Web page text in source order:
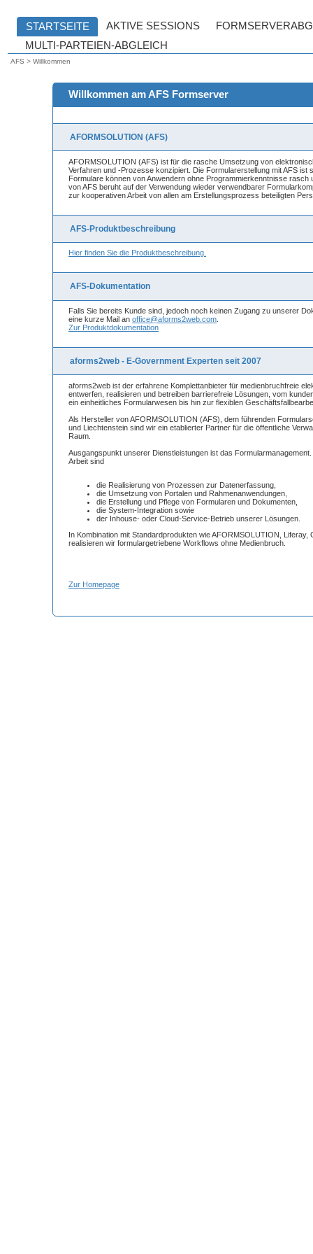
AFS > Willkommen
Willkommen am AFS Formserver
AFORMSOLUTION (AFS)
AFORMSOLUTION (AFS) ist für die rasche Umsetzung von
Verfahren und -Prozesse konzipiert. Die Formularerstellung mit AFS ist
Formulare können von Anwendern ohne Programmierkenntnisse rasch
von AFS beruht auf der Verwendung wieder verwendbarer
zur kooperativen Arbeit von allen am Erstellungsprozess beteiligten
AFS-Produktbeschreibung
Hier finden Sie die Produktbeschreibung.
AFS-Dokumentation
Falls Sie bereits Kunde sind, jedoch noch keinen Zugang zu unserer
eine kurze Mail an office@aforms2web.com
Zur Produktdokumentation
aforms2web - E-Government Experten seit 2007
aforms2web ist der erfahrene Komplettanbieter für medienbruchfreie
entwerfen, realisieren und betreiben barrierefreie Lösungen, vom
ein einheitliches Formularwesen bis hin zur flexiblen
Als Hersteller von AFORMSOLUTION (AFS), dem führenden
und Liechtenstein sind wir ein etablierter Partner für die öffentliche
Raum.
Ausgangspunkt unserer Dienstleistungen ist das
Arbeit sind
die Realisierung von Prozessen zur Datenerfassung,
die Umsetzung von Portalen und Rahmenanwendungen,
die Erstellung und Pflege von Formularen und Dokumenten,
die System-Integration sowie
der Inhouse- oder Cloud-Service-Betrieb unserer Lösungen.
In Kombination mit Standardprodukten wie AFORMSOLUTION, Liferay,
realisieren wir formulargetriebene Workflows ohne Medienbruch.
Zur Homepage